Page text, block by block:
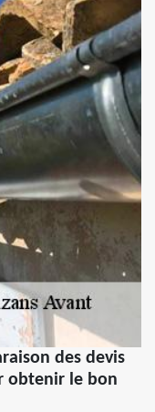
des devis
obtenir le bon